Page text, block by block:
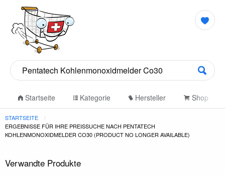
Startseite Kategorie Hersteller Shop
STARTSEITE
ERGEBNISSE FÜR IHRE PREISSUCHE NACH PENTATECH
KOHLENMONOXIDMELDER CO30 (PRODUCT NO LONGER AVAILABLE)
Verwandte Produkte